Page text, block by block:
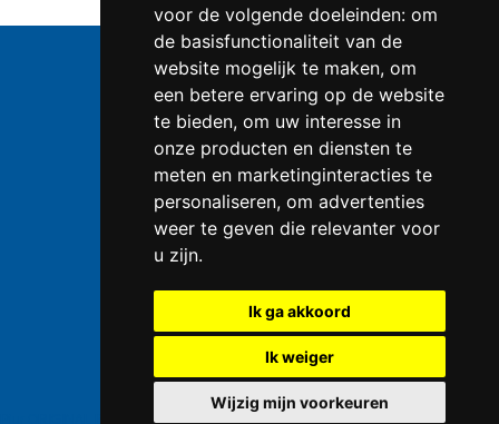
voor de volgende doeleinden: om
de basisfunctionaliteit van de
website mogelijk te maken, om
een betere ervaring op de website
te bieden, om uw interesse in
onze producten en diensten te
meten en marketinginteracties te
personaliseren, om advertenties
weer te geven die relevanter voor
u zijn.
Ik ga akkoord
Ik weiger
Wijzig mijn voorkeuren
Telefoonnummer: 0547 - 262 565
KVK-nummer:50853279 teEnschede
BTW-nummer:
NL823086161B01
DE39 4016 4024 0162 9257 00
Kayser producten
Sikkens Alpha Rezisto Easy Clean
Copyright © 2006-2026 Slagroompatronen.nl
Pjur ORIGINAL Bodyglide en EROS Classic Bodyglide